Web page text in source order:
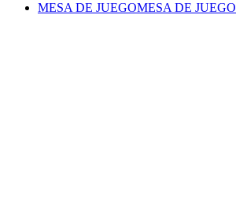
MESA DE JUEGOMESA DE JUEGO